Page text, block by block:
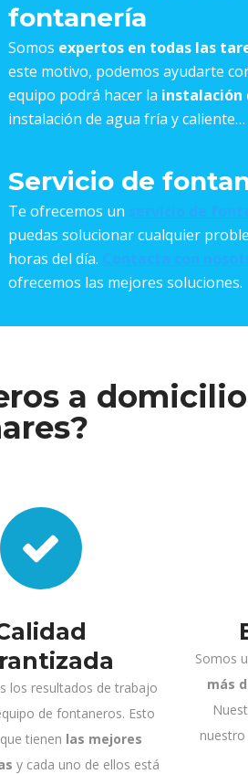
fontanería
Somos expertos en todas las
este motivo, podemos ayudarte
equipo podrá hacer la instalación
instalación de agua fría y caliente…
Servicio de
Te ofrecemos un servicio de
puedas solucionar cualquier
horas del día. Contacta con
ofrecemos las mejores soluciones.
a domicilio
los resultados de trabajo
de fontaneros. Esto
tienen las mejores
y cada uno de ellos está
Somos
más